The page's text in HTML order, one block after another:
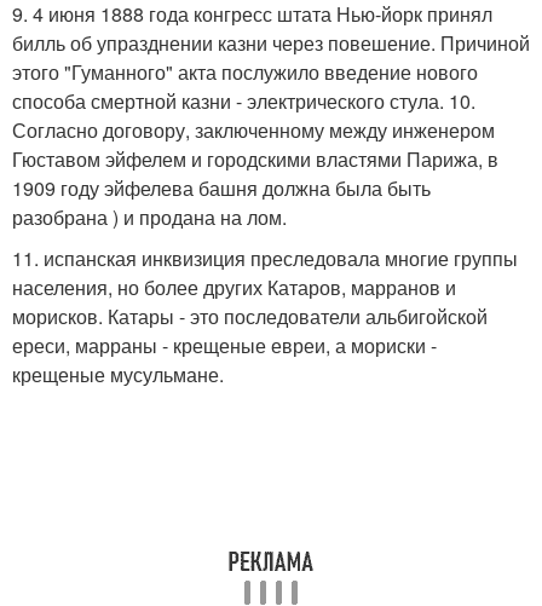
9. 4 июня 1888 года конгресс штата Нью-йорк принял
билль об упразднении казни через повешение. Причиной
этого "Гуманного" акта послужило введение нового
способа смертной казни - электрического стула. 10.
Согласно договору, заключенному между инженером
Гюставом эйфелем и городскими властями Парижа, в
1909 году эйфелева башня должна была быть
разобрана ) и продана на лом.
11. испанская инквизиция преследовала многие группы
населения, но более других Катаров, марранов и
морисков. Катары - это последователи альбигойской
ереси, марраны - крещеные евреи, а мориски -
крещеные мусульмане.